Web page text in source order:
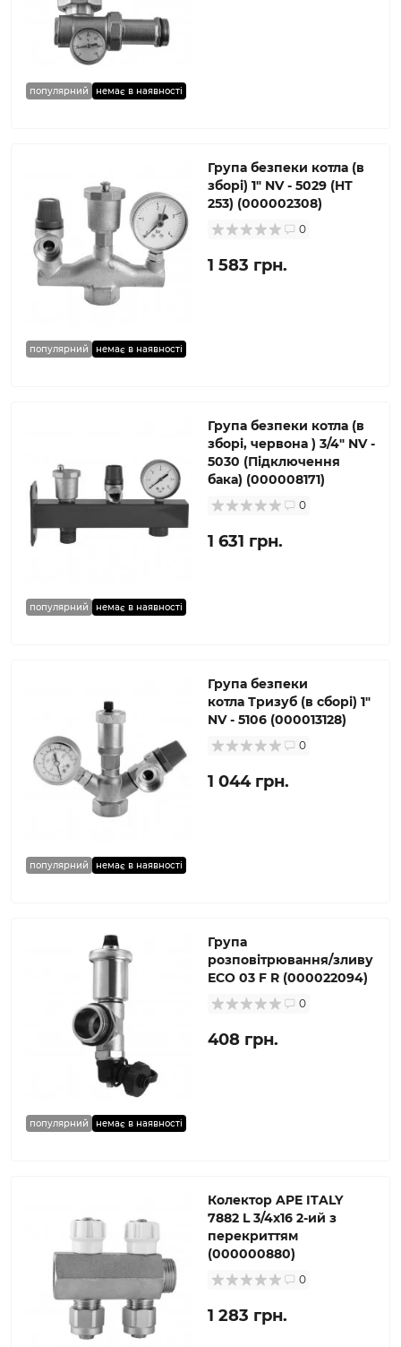
популярний немає в наявності
популярний немає в наявності
Група безпеки котла (в
зборі) 1″ NV - 5029 (HT
253) (000002308)
0
1 583 грн.
популярний немає в наявності
Група безпеки котла (в
зборі, червона ) 3/4″ NV -
5030 (Підключення
бака) (000008171)
0
1 631 грн.
популярний немає в наявності
Група безпеки
котла Тризуб (в сборі) 1″
NV - 5106 (000013128)
0
1 044 грн.
популярний немає в наявності
Група
розповітрювання/зливу
ECO 03 F R (000022094)
0
408 грн.
Колектор APE ITALY
7882 L 3/4х16 2-ий з
перекриттям
(000000880)
0
1 283 грн.